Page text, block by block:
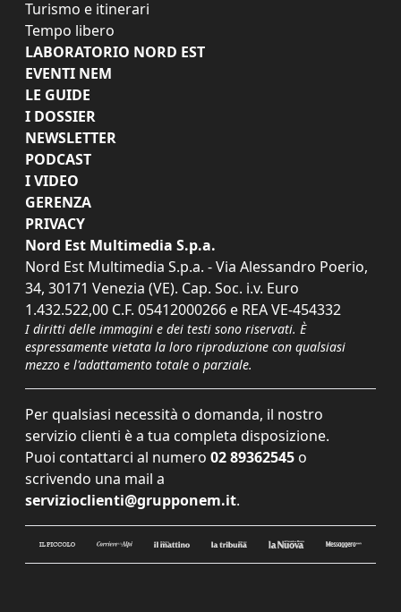
Turismo e itinerari
Tempo libero
LABORATORIO NORD EST
EVENTI NEM
LE GUIDE
I DOSSIER
NEWSLETTER
PODCAST
I VIDEO
GERENZA
PRIVACY
Nord Est Multimedia S.p.a.
Nord Est Multimedia S.p.a. - Via Alessandro Poerio,
34, 30171 Venezia (VE). Cap. Soc. i.v. Euro
1.432.522,00 C.F. 05412000266 e REA VE-454332
I diritti delle immagini e dei testi sono riservati. È
espressamente vietata la loro riproduzione con qualsiasi
mezzo e l'adattamento totale o parziale.
Per qualsiasi necessità o domanda, il nostro
servizio clienti è a tua completa disposizione.
Puoi contattarci al numero 02 89362545 o
scrivendo una mail a
servizioclienti@grupponem.it.